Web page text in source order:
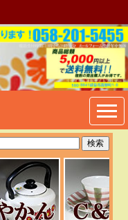
食器生活雑
マート